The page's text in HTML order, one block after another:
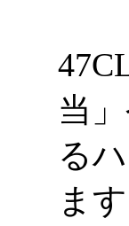
当
る
ます